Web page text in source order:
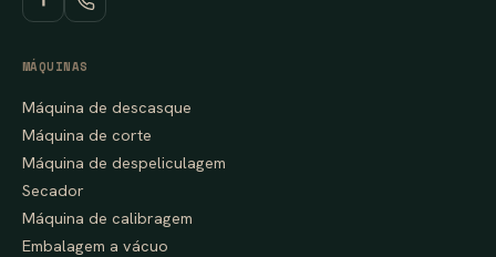
MÁQUINAS
Máquina de descasque
Máquina de corte
Máquina de despeliculagem
Secador
Máquina de calibragem
Embalagem a vácuo